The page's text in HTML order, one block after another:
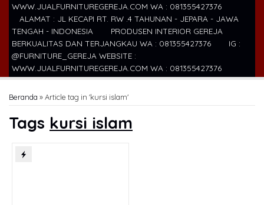
WWW.JUALFURNITUREGEREJA.COM WA : 081355427376
ALAMAT : JL KECAPI RT. RW .4 TAHUNAN - JEPARA - JAWA
TENGAH - INDONESIA
PRODUSEN INTERIOR GEREJA
BERKUALITAS DAN TERJANGKAU WA : 081355427376
IG :
@FURNITURE_GEREJA WEBSITE :
WWW.JUALFURNITUREGEREJA.COM WA : 081355427376
Beranda »Article tag in 'kursi islam'
Tags kursi islam